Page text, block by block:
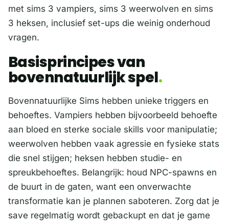
met sims 3 vampiers, sims 3 weerwolven en sims
3 heksen, inclusief set-ups die weinig onderhoud
vragen.
Basisprincipes van
bovennatuurlijk spel
Bovennatuurlijke Sims hebben unieke triggers en
behoeftes. Vampiers hebben bijvoorbeeld behoefte
aan bloed en sterke sociale skills voor manipulatie;
weerwolven hebben vaak agressie en fysieke stats
die snel stijgen; heksen hebben studie- en
spreukbehoeftes. Belangrijk: houd NPC-spawns en
de buurt in de gaten, want een onverwachte
transformatie kan je plannen saboteren. Zorg dat je
save regelmatig wordt gebackupt en dat je game